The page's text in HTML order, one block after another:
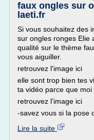
faux ongles sur
laeti.fr
Si vous souhaitez des
sur ongles ronges Elie
qualité sur le thème
vous aiguiller.
retrouvez l'image ici
elle sont trop bien tes
ta vidéo parce que moi
retrouvez l'image ici
-savez vous si la pose
Lire la suite